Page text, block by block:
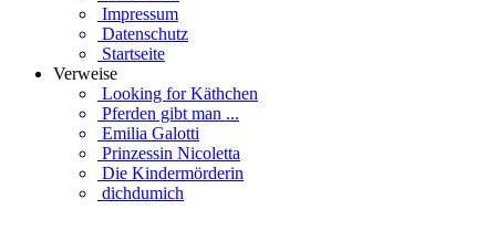
Impressum
Datenschutz
Startseite
Verweise
Looking for Käthchen
Pferden gibt man ...
Emilia Galotti
Prinzessin Nicoletta
Die Kindermörderin
dichdumich